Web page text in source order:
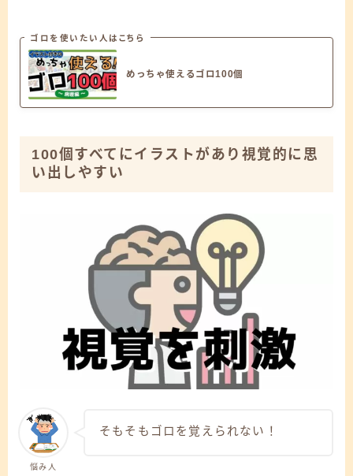
ゴロを使いたい人はこちら
めっちゃ使えるゴロ100個
100個すべてにイラストがあり視覚的に思
い出しやすい
悩み人
そもそもゴロを覚えられない！